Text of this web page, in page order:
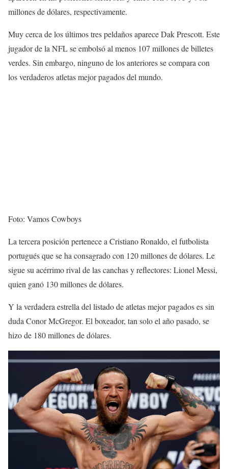
millones de dólares, respectivamente.
Muy cerca de los últimos tres peldaños aparece Dak Prescott. Este
jugador de la NFL se embolsó al menos 107 millones de billetes
verdes. Sin embargo, ninguno de los anteriores se compara con
los verdaderos atletas mejor pagados del mundo.
Foto: Vamos Cowboys
La tercera posición pertenece a Cristiano Ronaldo, el futbolista
portugués que se ha consagrado con 120 millones de dólares. Le
sigue su acérrimo rival de las canchas y reflectores: Lionel Messi,
quien ganó 130 millones de dólares.
Y la verdadera estrella del listado de atletas mejor pagados es sin
duda Conor McGregor. El boxeador, tan solo el año pasado, se
hizo de 180 millones de dólares.